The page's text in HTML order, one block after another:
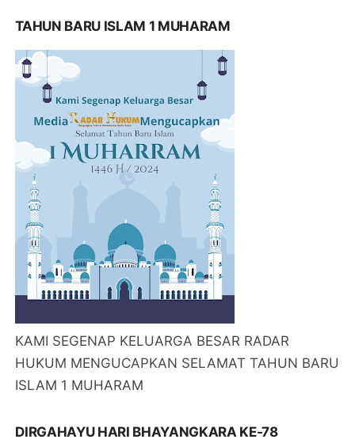
TAHUN BARU ISLAM 1 MUHARAM
KAMI SEGENAP KELUARGA BESAR RADAR
HUKUM MENGUCAPKAN SELAMAT TAHUN BARU
ISLAM 1 MUHARAM
DIRGAHAYU HARI BHAYANGKARA KE-78